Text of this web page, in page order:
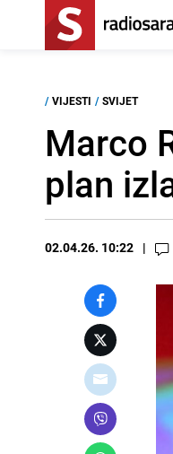
/ VIJESTI / SVIJET
Marco
plan
02.04.26. 10:22